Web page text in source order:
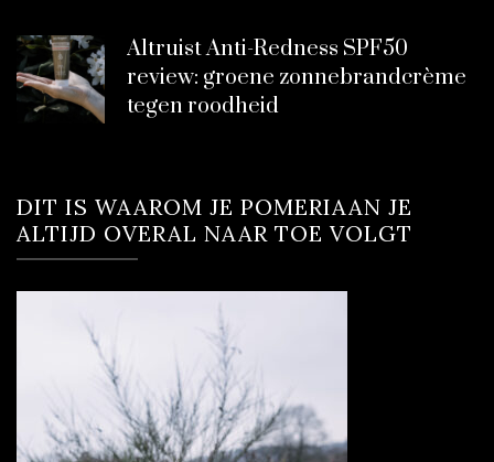
Altruist Anti-Redness SPF50
review: groene zonnebrandcrème
tegen roodheid
DIT IS WAAROM JE POMERIAAN JE
ALTIJD OVERAL NAAR TOE VOLGT